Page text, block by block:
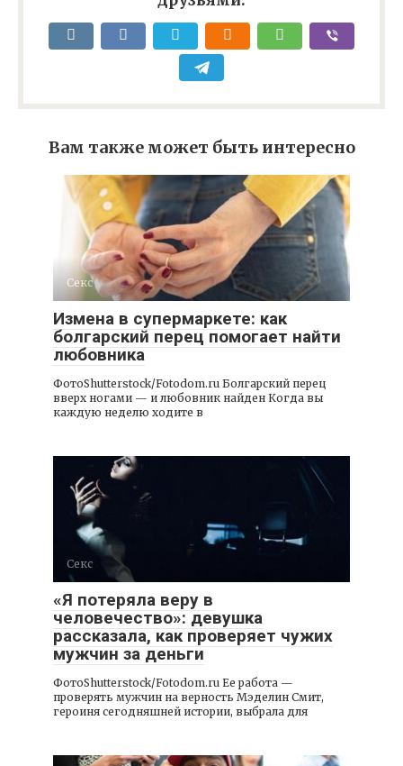
Вам также может быть интересно
Секс
Измена в супермаркете: как
болгарский перец помогает найти
любовника
ФотоShutterstock/Fotodom.ru Болгарский перец
вверх ногами — и любовник найден Когда вы
каждую неделю ходите в
Секс
«Я потеряла веру в
человечество»: девушка
рассказала, как проверяет чужих
мужчин за деньги
ФотоShutterstock/Fotodom.ru Ее работа —
проверять мужчин на верность Мэделин Смит,
героиня сегодняшней истории, выбрала для